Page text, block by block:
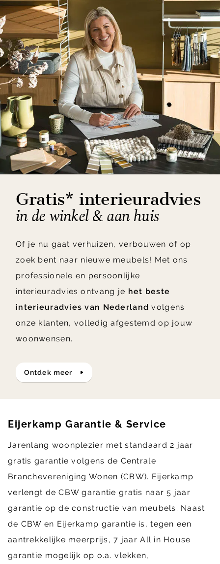
Gratis* interieuradvies
in de winkel & aan huis
Of je nu gaat verhuizen, verbouwen of op
zoek bent naar nieuwe meubels! Met ons
professionele en persoonlijke
interieuradvies ontvang je het beste
interieuradvies van Nederland volgens
onze klanten, volledig afgestemd op jouw
woonwensen.
ontdek meer
Eijerkamp Garantie & Service
Jarenlang woonplezier met standaard 2 jaar
gratis garantie volgens de Centrale
Branchevereniging Wonen (CBW). Eijerkamp
verlengt de CBW garantie gratis naar 5 jaar
garantie op de constructie van meubels. Naast
de CBW en Eijerkamp garantie is, tegen een
aantrekkelijke meerprijs, 7 jaar All in House
garantie mogelijk op o.a. vlekken,